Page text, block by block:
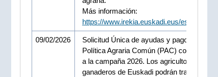
Más información:
https://www.irekia.euskadi.eus/es/news/
09/02/2026
Solicitud Única de ayudas y pagos de la
Política Agraria Común (PAC)
a la campaña 2026. Los agricultores y
ganaderos de Euskadi podrán tramitar sus